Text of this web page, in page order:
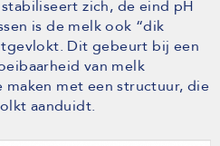
zich, de eind pH
is de melk ook “dik
Dit gebeurt bij een
van melk
met een structuur, die
aanduidt.